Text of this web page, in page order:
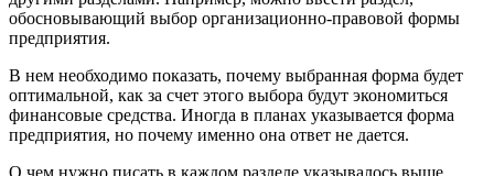
обосновывающий выбор организационно-правовой формы
предприятия.
В нем необходимо показать, почему выбранная форма будет
оптимальной, как за счет этого выбора будут экономиться
финансовые средства. Иногда в планах указывается форма
предприятия, но почему именно она ответ не дается.